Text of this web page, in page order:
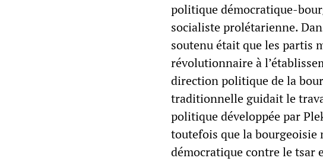
politique démocratique-
socialiste prolétarienne.
soutenu était que les partis
révolutionnaire à
direction politique de la
traditionnelle guidait le
politique développée par
toutefois que la
démocratique contre le tsar